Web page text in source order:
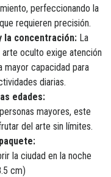
perfeccionando la
requieren precisión.
la concentración:La
oculto exige atención
mayor capacidad para
diarias.
edades:
mayores, este
del arte sin límites.
la ciudad en la noche
cm)